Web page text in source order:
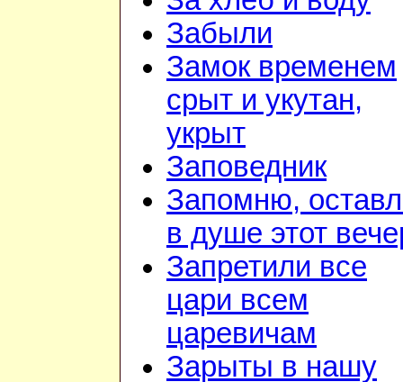
Забыли
Замок временем
срыт и укутан,
укрыт
Заповедник
Запомню,
в душе этот
Запретили все
цари всем
царевичам
Зарыты в нашу